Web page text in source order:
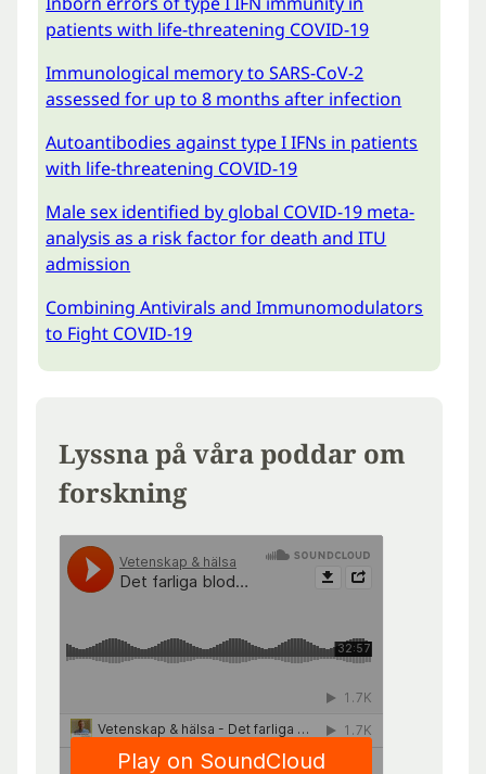
patients with life-threatening COVID-19
Immunological memory to SARS-CoV-2
assessed for up to 8 months after infection
Autoantibodies against type I IFNs in patients
with life-threatening COVID-19
Male sex identified by global COVID-19 meta-
analysis as a risk factor for death and ITU
admission
Combining Antivirals and Immunomodulators
to Fight COVID-19
Lyssna på våra poddar om
forskning